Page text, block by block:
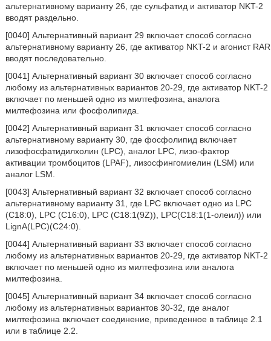
альтернативному варианту 26, где сульфатид и активатор NKT-2
вводят раздельно.
[0040] Альтернативный вариант 29 включает способ согласно
альтернативному варианту 26, где активатор NKT-2 и агонист RAR
вводят последовательно.
[0041] Альтернативный вариант 30 включает способ согласно
любому из альтернативных вариантов 20-29, где активатор NKT-2
включает по меньшей одно из милтефозина, аналога
милтефозина или фосфолипида.
[0042] Альтернативный вариант 31 включает способ согласно
альтернативному варианту 30, где фосфолипид включает
лизофосфатидилхолин (LPC), аналог LPC, лизо-фактор
активации тромбоцитов (LPAF), лизосфингомиелин (LSM) или
аналог LSM.
[0043] Альтернативный вариант 32 включает способ согласно
альтернативному варианту 31, где LPC включает одно из LPC
(С18:0), LPC (С16:0), LPC (C18:1(9Z)), LPC(С18:1(1-олеил)) или
LignA(LPC)(C24:0).
[0044] Альтернативный вариант 33 включает способ согласно
любому из альтернативных вариантов 20-29, где активатор NKT-2
включает по меньшей одно из милтефозина или аналога
милтефозина.
[0045] Альтернативный вариант 34 включает способ согласно
любому из альтернативных вариантов 30-32, где аналог
милтефозина включает соединение, приведенное в таблице 2.1
или в таблице 2.2.